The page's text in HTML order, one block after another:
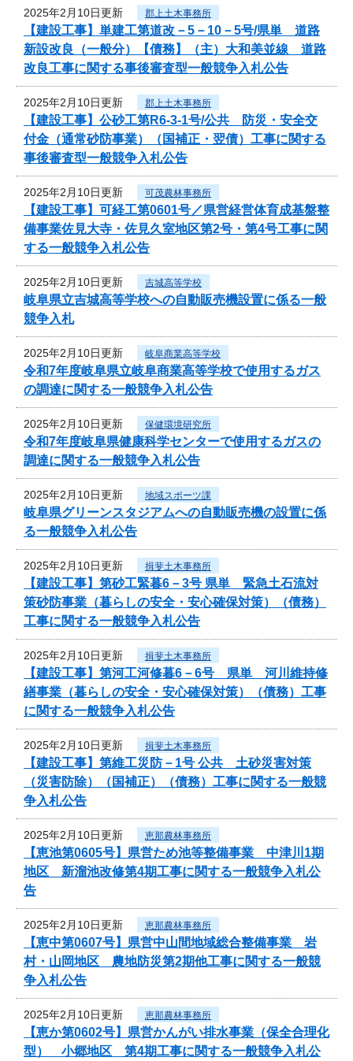
2025年2月10日更新 郡上土木事務所
【建設工事】単建工第道改－5－10－5号/県単 道路
新設改良（一般分）【債務】（主）大和美並線 道路
改良工事に関する事後審査型一般競争入札公告
2025年2月10日更新 郡上土木事務所
【建設工事】公砂工第R6-3-1号/公共 防災・安全交
付金（通常砂防事業）（国補正・翌債）工事に関する
事後審査型一般競争入札公告
2025年2月10日更新 可茂農林事務所
【建設工事】可経工第0601号／県営経営体育成基盤整
備事業佐見大寺・佐見久室地区第2号・第4号工事に関
する一般競争入札公告
2025年2月10日更新 吉城高等学校
岐阜県立吉城高等学校への自動販売機設置に係る一般
競争入札
2025年2月10日更新 岐阜商業高等学校
令和7年度岐阜県立岐阜商業高等学校で使用するガス
の調達に関する一般競争入札公告
2025年2月10日更新 保健環境研究所
令和7年度岐阜県健康科学センターで使用するガスの
調達に関する一般競争入札公告
2025年2月10日更新 地域スポーツ課
岐阜県グリーンスタジアムへの自動販売機の設置に係
る一般競争入札公告
2025年2月10日更新 揖斐土木事務所
【建設工事】第砂工緊暮6－3号 県単 緊急土石流対
策砂防事業（暮らしの安全・安心確保対策）（債務）
工事に関する一般競争入札公告
2025年2月10日更新 揖斐土木事務所
【建設工事】第河工河修暮6－6号 県単 河川維持修
繕事業（暮らしの安全・安心確保対策）（債務）工事
に関する一般競争入札公告
2025年2月10日更新 揖斐土木事務所
【建設工事】第維工災防－1号 公共 土砂災害対策
（災害防除）（国補正）（債務）工事に関する一般競
争入札公告
2025年2月10日更新 恵那農林事務所
【恵池第0605号】県営ため池等整備事業 中津川1期
地区 新溜池改修第4期工事に関する一般競争入札公
告
2025年2月10日更新 恵那農林事務所
【恵中第0607号】県営中山間地域総合整備事業 岩
村・山岡地区 農地防災第2期他工事に関する一般競
争入札公告
2025年2月10日更新 恵那農林事務所
【恵か第0602号】県営かんがい排水事業（保全合理化
型） 小郷地区 第4期工事に関する一般競争入札公